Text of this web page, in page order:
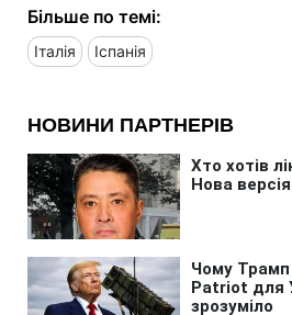
Більше по темі:
Італія Іспанія